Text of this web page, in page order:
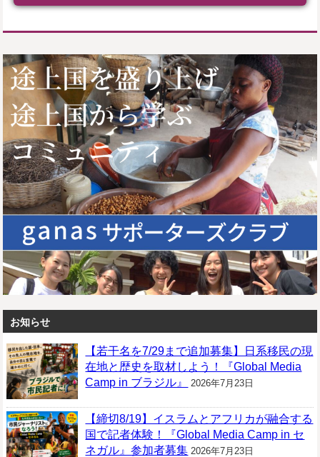
お知らせ
【若干名を7/29まで追加募集】日系移民の現
在地と歴史を取材しよう！『Global Media
Camp in ブラジル』
2026年7月23日
【締切8/19】イスラムとアフリカが融合する
国で記者体験！『Global Media Camp in セ
ネガル』参加者募集 2026年7月23日